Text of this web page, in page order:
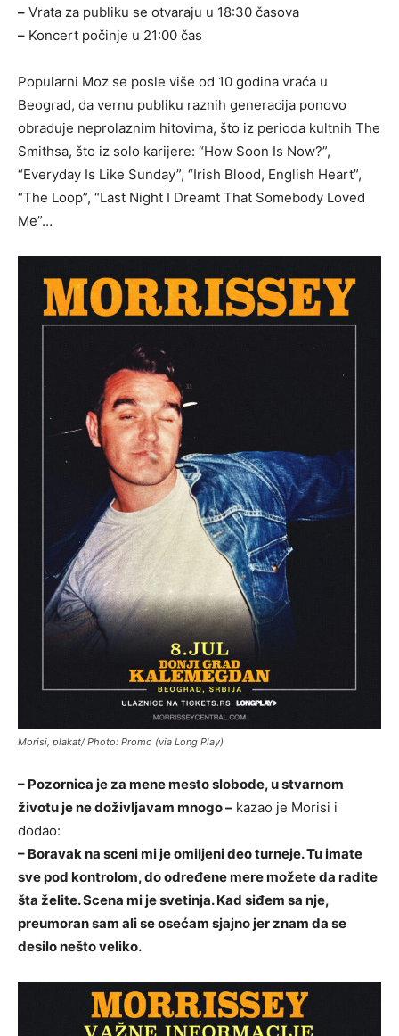
– Vrata za publiku se otvaraju u 18:30 časova
– Koncert počinje u 21:00 čas
Popularni Moz se posle više od 10 godina vraća u
Beograd, da vernu publiku raznih generacija ponovo
obraduje neprolaznim hitovima, što iz perioda kultnih The
Smithsa, što iz solo karijere: “How Soon Is Now?”,
“Everyday Is Like Sunday”, “Irish Blood, English Heart”,
“The Loop”, “Last Night I Dreamt That Somebody Loved
Me”…
Morisi, plakat/ Photo: Promo (via Long Play)
– Pozornica je za mene mesto slobode, u stvarnom
životu je ne doživljavam mnogo – kazao je Morisi i
dodao:
– Boravak na sceni mi je omiljeni deo turneje. Tu imate
sve pod kontrolom, do određene mere možete da radite
šta želite. Scena mi je svetinja. Kad siđem sa nje,
preumoran sam ali se osećam sjajno jer znam da se
desilo nešto veliko.